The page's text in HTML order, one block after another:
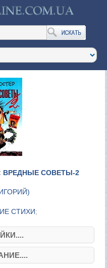
ВРЕДНЫЕ СОВЕТЫ-2
)
СТИХИ;